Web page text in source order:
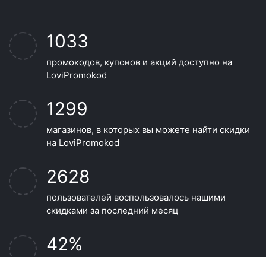
1033
промокодов, купонов и акций доступно на
LoviPromokod
1299
магазинов, в которых вы можете найти скидки
на LoviPromokod
2628
пользователей воспользовалось нашими
скидками за последний месяц
42%